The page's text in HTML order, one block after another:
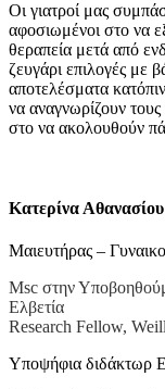
Οι γιατροί μας
αφοσιωμένοι στο να
θεραπεία μετά από
ζευγάρι επιλογές με
αποτελέσματα
να αναγνωρίζουν
στο να ακολουθούν
Κατερίνα Αθανασίου
Μαιευτήρας –
Msc στην
Ελβετία
Research Fellow,
Υποψήφια